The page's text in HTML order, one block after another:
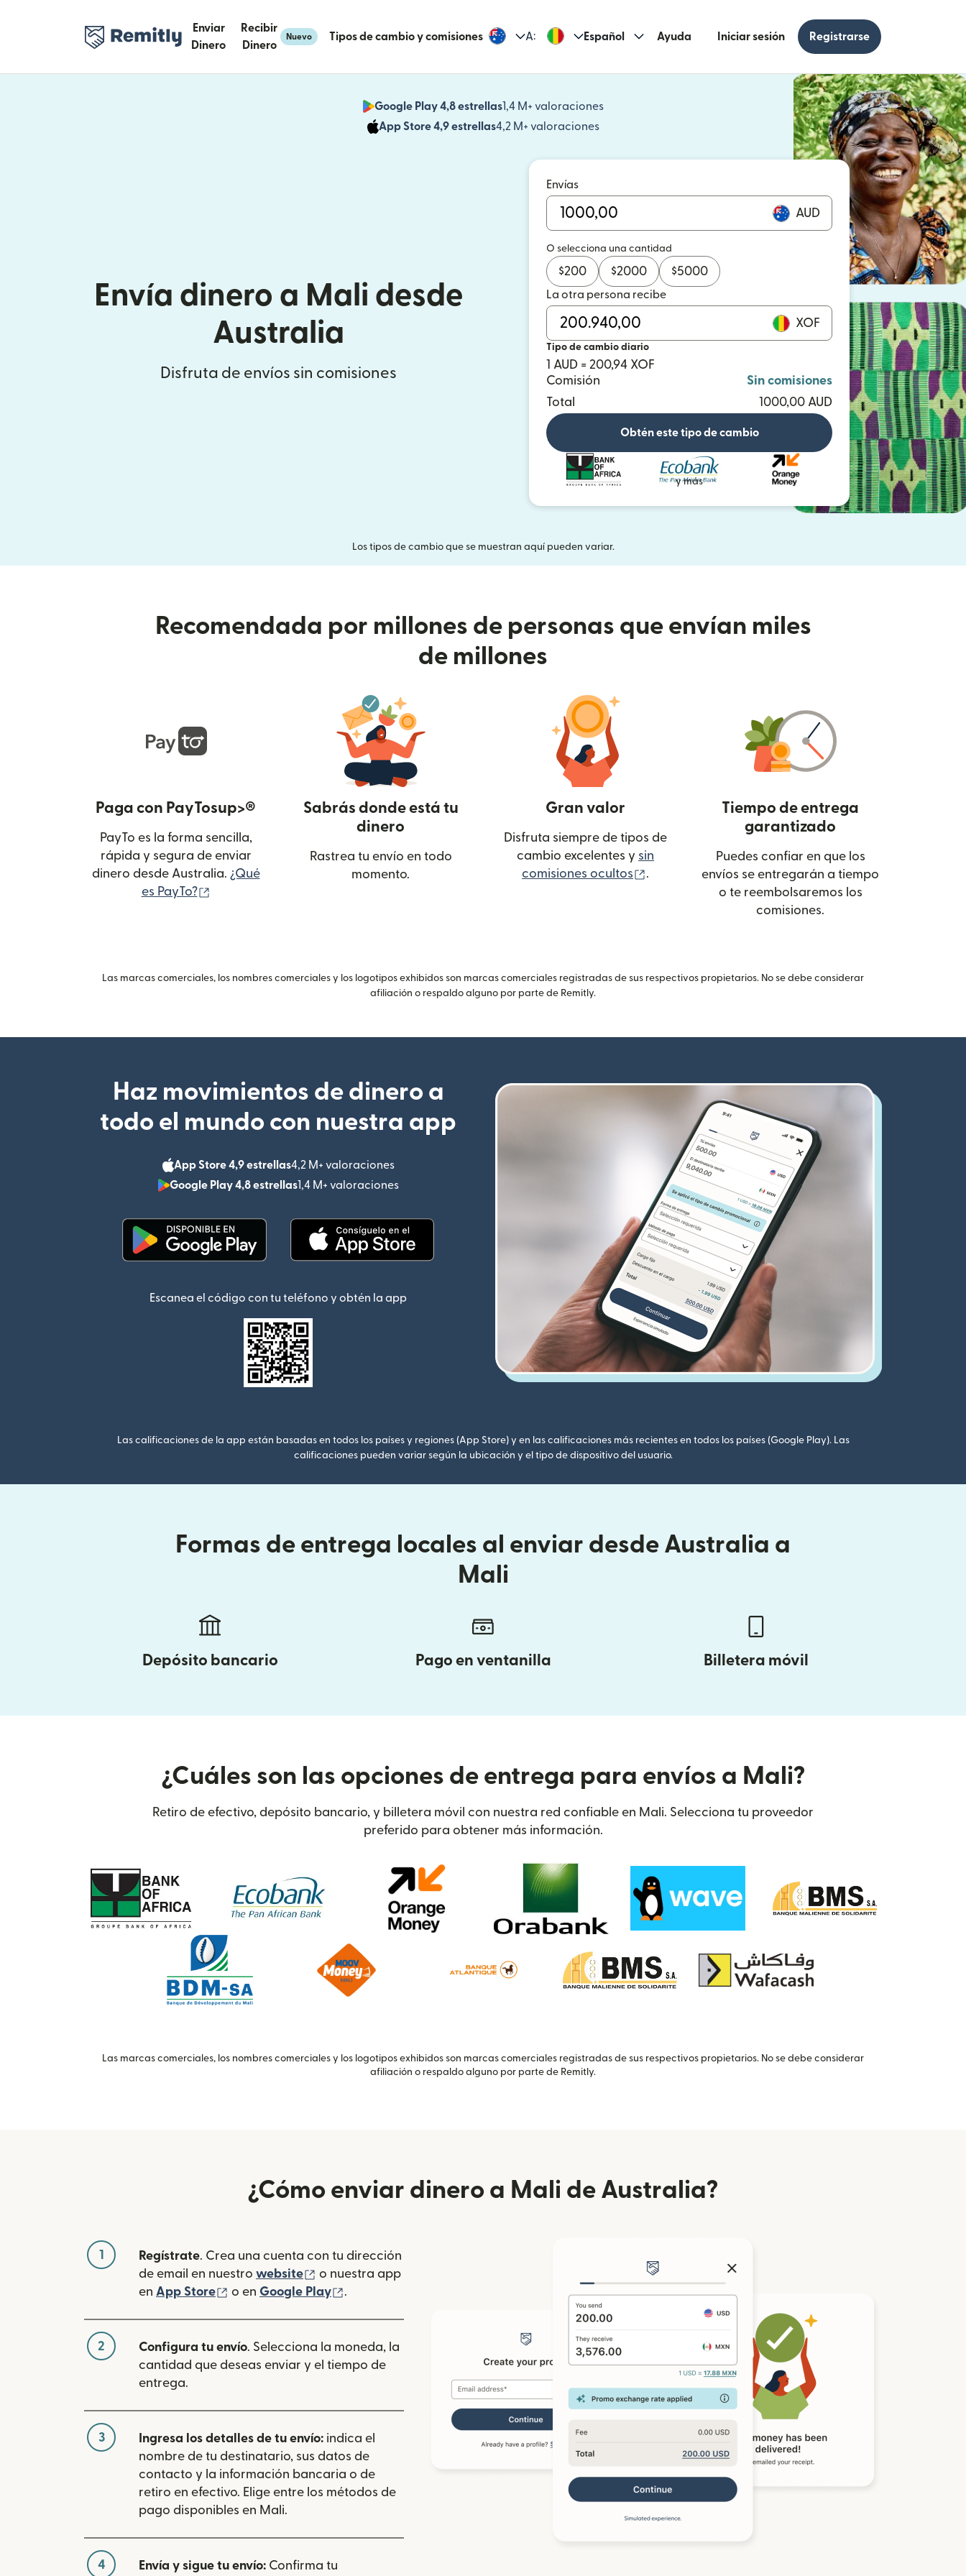
Enviar
Dinero
Recibir
Dinero
Nuevo Tipos de cambio y comisiones A: Español Ayuda Iniciar sesión Registrarse
Google Play 4,8 estrellas1,4 M+ valoraciones
(se abre en una ventana nueva)
App Store 4,9 estrellas4,2 M+ valoraciones
(se abre en una ventana nueva)
Envía dinero a Mali desde
Australia
Disfruta de envíos sin comisiones
Envías
AUD
O selecciona una cantidad
$200 $2000 $5000
La otra persona recibe
XOF
Tipo de cambio diario
1 AUD = 200,94 XOF
Comisión
Sin comisiones
Total
1000,00 AUD
Obtén este tipo de cambio
y más
Los tipos de cambio que se muestran aquí pueden variar.
Recomendada por millones de personas que envían miles
de millones
Paga con PayTosup>®
PayTo es la forma sencilla,
rápida y segura de enviar
dinero desde Australia. ¿Qué
es PayTo?
Sabrás donde está tu
dinero
Rastrea tu envío en todo
momento.
Gran valor
Disfruta siempre de tipos de
cambio excelentes y sin
comisiones ocultos
(se abre en una ventana nueva)
.
Tiempo de entrega
garantizado
Puedes confiar en que los
envíos se entregarán a tiempo
o te reembolsaremos los
comisiones.
Las marcas comerciales, los nombres comerciales y los logotipos exhibidos son marcas comerciales registradas de sus respectivos propietarios. No se debe considerar
afiliación o respaldo alguno por parte de Remitly.
Haz movimientos de dinero a
todo el mundo con nuestra app
App Store 4,9 estrellas4,2 M+ valoraciones
(se abre en una ventana nueva)
Google Play 4,8 estrellas1,4 M+ valoraciones
(se abre en una ventana nueva)
Escanea el código con tu teléfono y obtén la app
Las calificaciones de la app están basadas en todos los países y regiones (App Store) y en las calificaciones más recientes en todos los países (Google Play). Las
calificaciones pueden variar según la ubicación y el tipo de dispositivo del usuario.
Formas de entrega locales al enviar desde Australia a
Mali
Depósito bancario Pago en ventanilla Billetera móvil
¿Cuáles son las opciones de entrega para envíos a Mali?
Retiro de efectivo, depósito bancario, y billetera móvil con nuestra red confiable en Mali. Selecciona tu proveedor
preferido para obtener más información.
Las marcas comerciales, los nombres comerciales y los logotipos exhibidos son marcas comerciales registradas de sus respectivos propietarios. No se debe considerar
afiliación o respaldo alguno por parte de Remitly.
¿Cómo enviar dinero a Mali de Australia?
1 Regístrate. Crea una cuenta con tu dirección
de email en nuestro website (se abre en una ventana nueva)
o nuestra app
en App Store (se abre en una ventana nueva)
o en Google Play .
2 Configura tu envío. Selecciona la moneda, la
cantidad que deseas enviar y el tiempo de
entrega.
3 Ingresa los detalles de tu envío: indica el
nombre de tu destinatario, sus datos de
contacto y la información bancaria o de
retiro en efectivo. Elige entre los métodos de
pago disponibles en Mali.
4 Envía y sigue tu envío: Confirma tu